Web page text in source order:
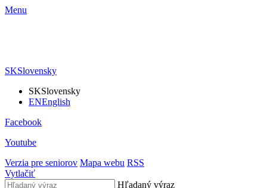
Menu
SKSlovensky
SKSlovensky
ENEnglish
Facebook
Youtube
Verzia pre seniorov Mapa webu RSS
Vytlačiť
Hľadaný výraz